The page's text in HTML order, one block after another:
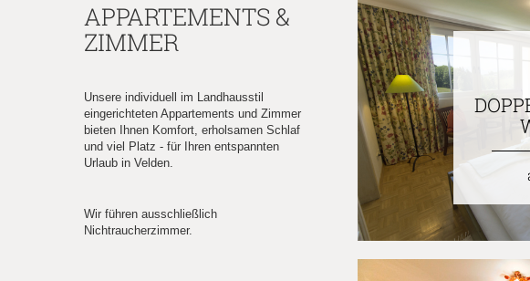
APPARTEMENTS &
ZIMMER
Unsere individuell im Landhausstil
eingerichteten Appartements und Zimmer
bieten Ihnen Komfort, erholsamen Schlaf
und viel Platz - für Ihren entspannten
Urlaub in Velden.
Wir führen ausschließlich
Nichtraucherzimmer.